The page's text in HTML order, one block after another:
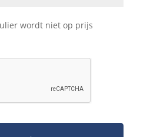
wordt niet op prijs